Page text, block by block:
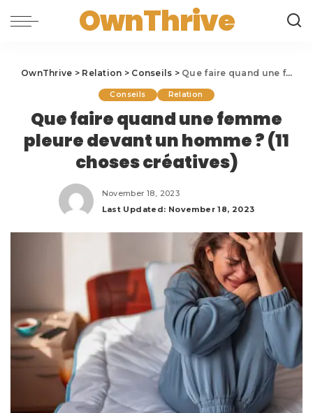
OwnThrive
OwnThrive > Relation > Conseils > Que faire quand une femme pleure devant un homme ? (11 choses créatives)
Conseils Relation
Que faire quand une femme
pleure devant un homme ? (11
choses créatives)
November 18, 2023
Last Updated: November 18, 2023